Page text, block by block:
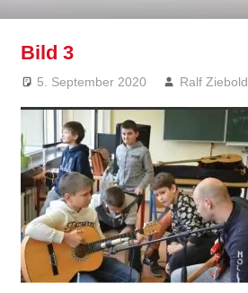
Bild 3
5. September 2020 Ralf Ziebold